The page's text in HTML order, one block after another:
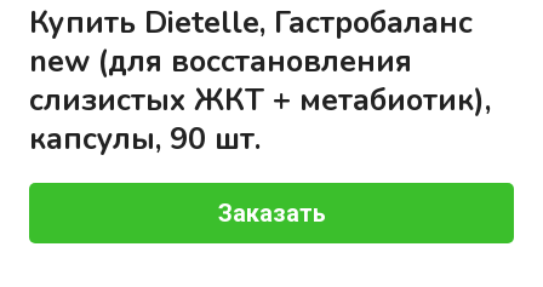
Купить Dietelle, Гастробаланс
new (для восстановления
слизистых ЖКТ + метабиотик),
капсулы, 90 шт.
Заказать